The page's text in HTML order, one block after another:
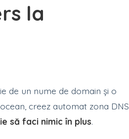
la
de un nume de domain și o
creez automat zona DNS
să faci nimic în plus.